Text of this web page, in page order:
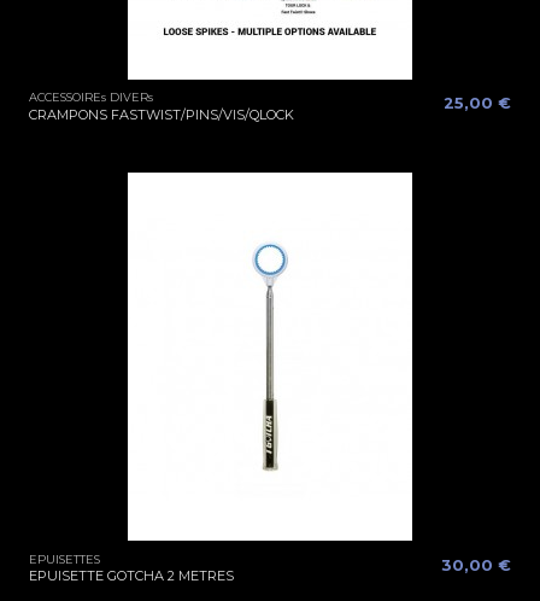
ACCESSOIREs DIVERs
CRAMPONS FASTWIST/PINS/VIS/QLOCK
25,00 €
EPUISETTES
EPUISETTE GOTCHA 2 METRES
30,00 €